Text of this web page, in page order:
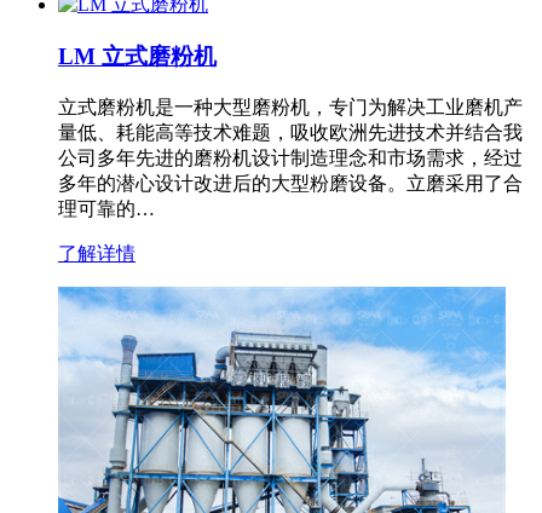
LM 立式磨粉机
立式磨粉机是一种大型磨粉机，专门为解决工业磨机产
量低、耗能高等技术难题，吸收欧洲先进技术并结合我
公司多年先进的磨粉机设计制造理念和市场需求，经过
多年的潜心设计改进后的大型粉磨设备。立磨采用了合
理可靠的…
了解详情